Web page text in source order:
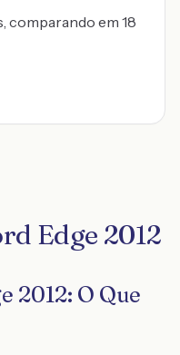
comparando em 18
Edge 2012
2012: O Que